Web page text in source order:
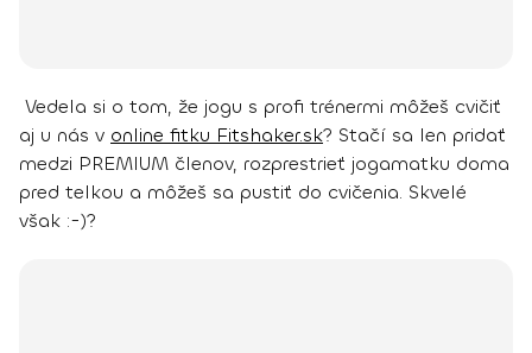
Vedela si o tom, že jogu s profi trénermi môžeš cvičiť
aj u nás v online fitku Fitshaker.sk? Stačí sa len pridať
medzi PREMIUM členov, rozprestrieť jogamatku doma
pred telkou a môžeš sa pustiť do cvičenia. Skvelé
však :-)?